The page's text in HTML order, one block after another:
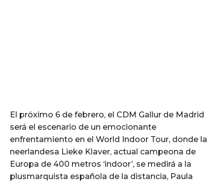
El próximo 6 de febrero, el CDM Gallur de Madrid
será el escenario de un emocionante
enfrentamiento en el World Indoor Tour, donde la
neerlandesa Lieke Klaver, actual campeona de
Europa de 400 metros ‘indoor’, se medirá a la
plusmarquista española de la distancia, Paula